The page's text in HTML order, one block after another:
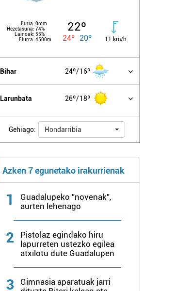
Euria: 0mm
Hezetasuna: 74%
Lainoak: 55%
Elurra: 4500m
22º
24º 20º 11 km/h
Bihar 24º 16º
Larunbata 26º 18º
Gehiago: Hondarribia
Azken 7 egunetako irakurrienak
1
Guadalupeko "novenak",
aurten lehenago
2
Pistolaz egindako hiru
lapurreten ustezko egilea
atxilotu dute Guadalupen
3
Gimnasia aparatuak jarri